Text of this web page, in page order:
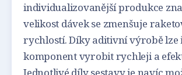
individualizovanější produkce
velikost dávek se zmenšuje
rychlostí. Díky aditivní výrobě lze
komponent vyrobit rychleji a